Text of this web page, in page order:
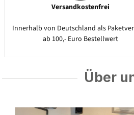
Versandkostenfrei
Innerhalb von Deutschland als
ab 100,- Euro Bestellwert
Über